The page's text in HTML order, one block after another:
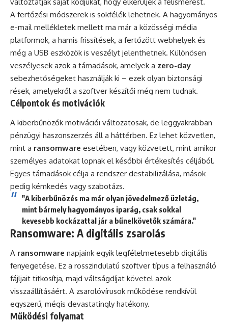
A fertőzési módszerek is sokfélék lehetnek. A hagyományos
e-mail mellékletek mellett ma már a közösségi média
platformok, a hamis frissítések, a fertőzött webhelyek és
még a USB eszközök is veszélyt jelenthetnek. Különösen
veszélyesek azok a támadások, amelyek a zero-day
sebezhetőségeket használják ki – ezek olyan biztonsági
rések, amelyekről a szoftver készítői még nem tudnak.
Célpontok és motivációk
A kiberbűnözők motivációi változatosak, de leggyakrabban
pénzügyi haszonszerzés áll a háttérben. Ez lehet közvetlen,
mint a ransomware esetében, vagy közvetett, mint amikor
személyes adatokat lopnak el későbbi értékesítés céljából.
Egyes támadások célja a rendszer destabilizálása, mások
pedig kémkedés vagy szabotázs.
"A kiberbűnözés ma már olyan jövedelmező üzletág,
mint bármely hagyományos iparág, csak sokkal
kevesebb kockázattal jár a bűnelkövetők számára."
Ransomware: A digitális zsarolás
A ransomware napjaink egyik legfélelmetesebb digitális
fenyegetése. Ez a rosszindulatú szoftver típus a felhasználó
fájljait titkosítja, majd váltságdíjat követel azok
visszaállításáért. A zsarolóvírusok működése rendkívül
egyszerű, mégis devastatingly hatékony.
Működési folyamat